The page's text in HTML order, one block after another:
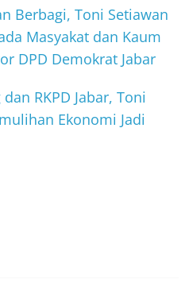
Berbagi, Toni Setiawan
Masyakat dan Kaum
DPD Demokrat Jabar
RKPD Jabar, Toni
Ekonomi Jadi